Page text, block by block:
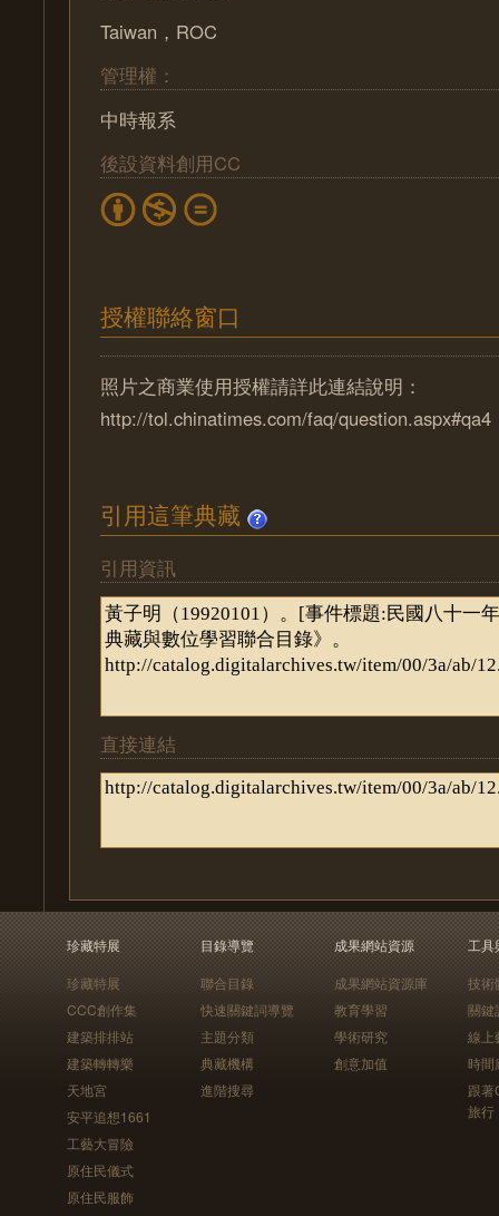
Taiwan，ROC
管理權：
中時報系
後設資料創用CC
授權聯絡窗口
照片之商業使用授權請詳此連結說明：
http://tol.chinatimes.com/faq/question.aspx#qa4
引用這筆典藏
引用資訊
直接連結
珍藏特展
珍藏特展
CCC創作集
建築排排站
建築轉轉樂
天地宮
安平追想1661
工藝大冒險
原住民儀式
原住民服飾
目錄導覽
聯合目錄
快速關鍵詞導覽
主題分類
典藏機構
進階搜尋
成果網站資源
成果網站資源庫
教育學習
學術研究
創意加值
工具
技術
關鍵
線上
時間
跟
旅行